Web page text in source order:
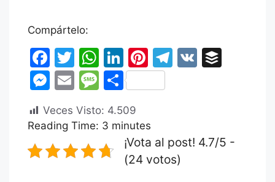
Compártelo:
F
a
c
e
b
o
T
w
itt
er
W
h
at
s
A
p
Li
n
k
e
dI
n
Pi
nt
er
st
T
a
m
V
M
s
s
e
E
m
ai
M
s
s
a
C
o
m
p
ar
Veces Visto: 4.509
Reading Time: 3 minutes
¡Vota al post! 4.7/5 -
(24 votos)